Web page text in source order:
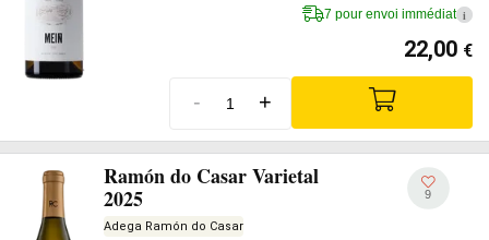
7 pour envoi immédiat i
22,00 €
- +
Ramón do Casar Varietal
2025
Adega Ramón do Casar
9